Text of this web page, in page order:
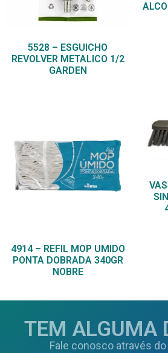
5528 – ESGUICHO
REVOLVER METALICO 1/2
GARDEN
4914 – REFIL MOP UMIDO
PONTA DOBRADA 340GR
NOBRE
TEM ALGUMA
Fale conosco através